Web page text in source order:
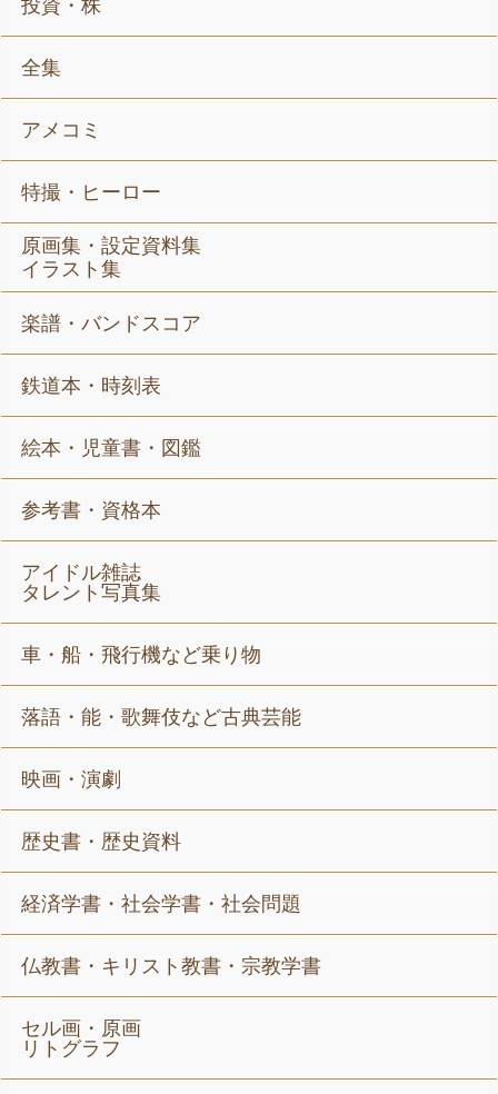
投資・株
全集
アメコミ
特撮・ヒーロー
原画集・設定資料集
イラスト集
楽譜・バンドスコア
鉄道本・時刻表
絵本・児童書・図鑑
参考書・資格本
アイドル雑誌
タレント写真集
車・船・飛行機など乗り物
落語・能・歌舞伎など古典芸能
映画・演劇
歴史書・歴史資料
経済学書・社会学書・社会問題
仏教書・キリスト教書・宗教学書
セル画・原画
リトグラフ